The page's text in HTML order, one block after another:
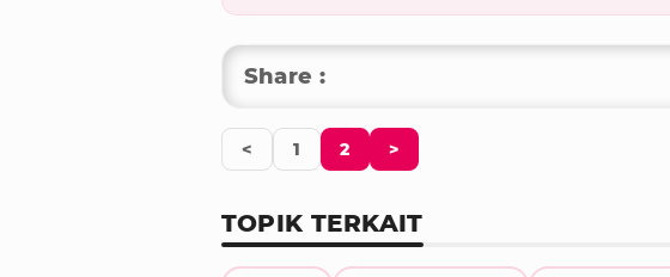
Share :
< 1 2 >
TOPIK TERKAIT